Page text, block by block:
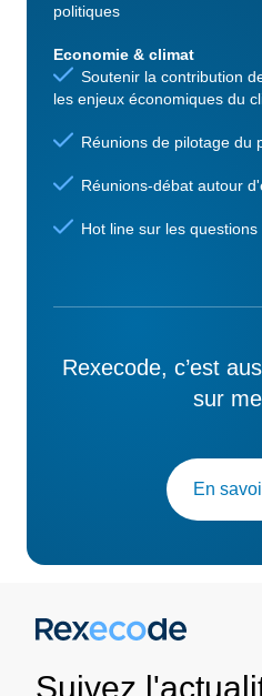
politiques
Economie & climat
Soutenir la contribution
les enjeux économiques du
Réunions de pilotage du
Réunions-débat autour
Hot line sur les
Rexecode, c’est
sur
En
Suivez